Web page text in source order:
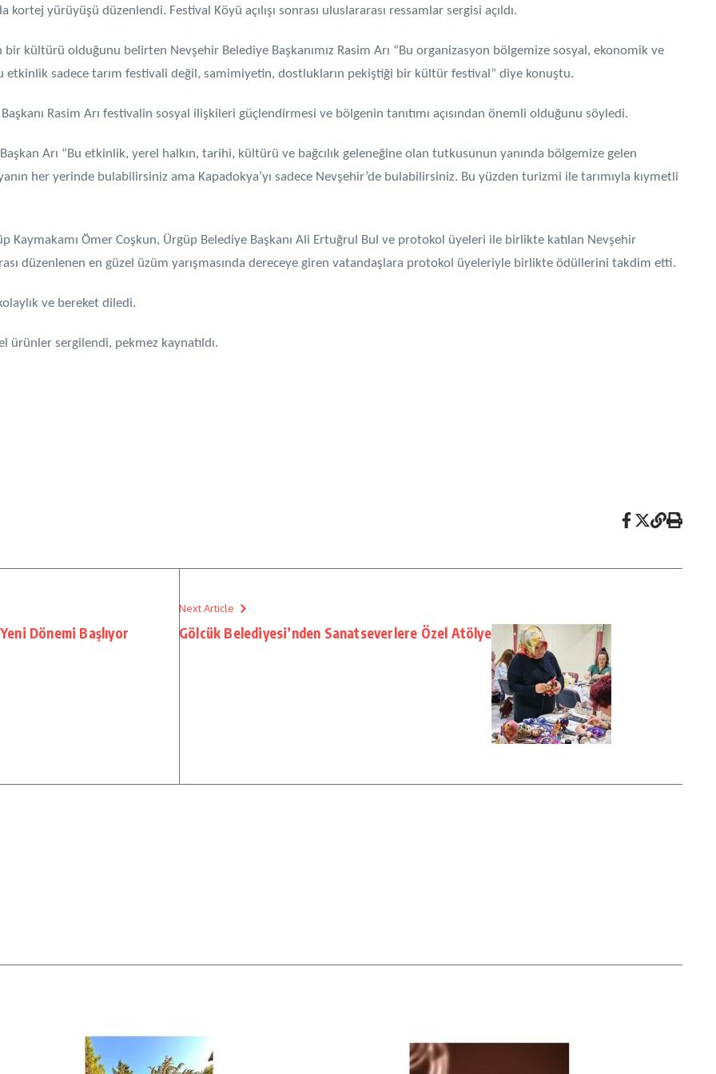
yürüyüşü düzenlendi. Festival Köyü açılışı sonrası uluslararası ressamlar sergisi açıldı.
bir kültürü olduğunu belirten Nevşehir Belediye Başkanımız Rasim Arı “Bu organizasyon bölgemize sosyal, ekonomik ve
etkinlik sadece tarım festivali değil, samimiyetin, dostlukların pekiştiği bir kültür festival” diye konuştu.
Rasim Arı festivalin sosyal ilişkileri güçlendirmesi ve bölgenin tanıtımı açısından önemli olduğunu söyledi.
Arı “Bu etkinlik, yerel halkın, tarihi, kültürü ve bağcılık geleneğine olan tutkusunun yanında bölgemize gelen
her yerinde bulabilirsiniz ama Kapadokya’yı sadece Nevşehir’de bulabilirsiniz. Bu yüzden turizmi ile tarımıyla kıymetli
Kaymakamı Ömer Coşkun, Ürgüp Belediye Başkanı Ali Ertuğrul Bul ve protokol üyeleri ile birlikte katılan Nevşehir
düzenlenen en güzel üzüm yarışmasında dereceye giren vatandaşlara protokol üyeleriyle birlikte ödüllerini takdim etti.
ve bereket diledi.
ürünler sergilendi, pekmez kaynatıldı.
Dönemi Başlıyor
Next Article
Gölcük Belediyesi’nden Sanatseverlere Özel Atölye